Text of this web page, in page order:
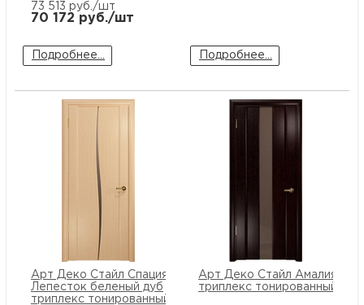
73 513 руб./шт
70 172 руб./шт
Подробнее... Подробнее...
Арт Деко Стайл Спация
Лепесток беленый дуб
триплекс тонированный
Арт Деко Стайл Амалия-1
триплекс тонированный